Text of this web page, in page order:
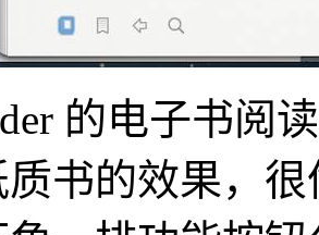
的电子书阅
书的效果，